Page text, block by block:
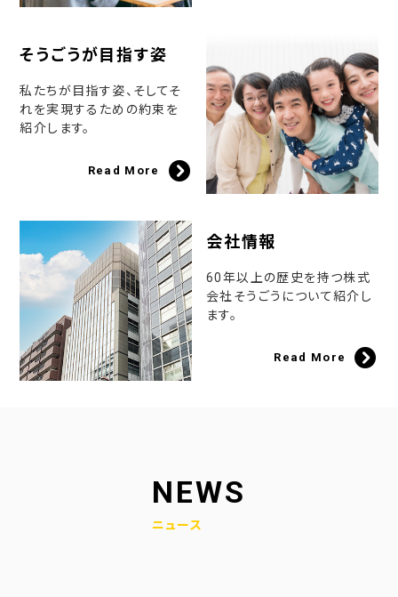
そうごうが目指す姿
私たちが目指す姿、そしてそ
れを実現するための約束を
紹介します。
Read More
会社情報
60年以上の歴史を持つ株式
会社そうごうについて紹介し
ます。
Read More
NEWS
ニュース